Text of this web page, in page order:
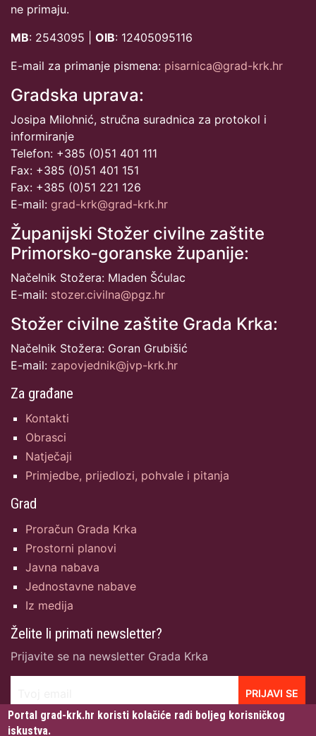
ne primaju.
MB: 2543095 | OIB: 12405095116
E-mail za primanje pismena: pisarnica@grad-krk.hr
Gradska uprava:
Josipa Milohnić, stručna suradnica za protokol i
informiranje
Telefon: +385 (0)51 401 111
Fax: +385 (0)51 401 151
Fax: +385 (0)51 221 126
E-mail: grad-krk@grad-krk.hr
Županijski Stožer civilne zaštite
Primorsko-goranske županije:
Načelnik Stožera: Mladen Šćulac
E-mail: stozer.civilna@pgz.hr
Stožer civilne zaštite Grada Krka:
Načelnik Stožera: Goran Grubišić
E-mail: zapovjednik@jvp-krk.hr
Za građane
Kontakti
Obrasci
Natječaji
Primjedbe, prijedlozi, pohvale i pitanja
Grad
Proračun Grada Krka
Prostorni planovi
Javna nabava
Jednostavne nabave
Iz medija
Želite li primati newsletter?
Prijavite se na newsletter Grada Krka
PRIJAVI SE
Portal grad-krk.hr koristi kolačiće radi boljeg korisničkog
iskustva.